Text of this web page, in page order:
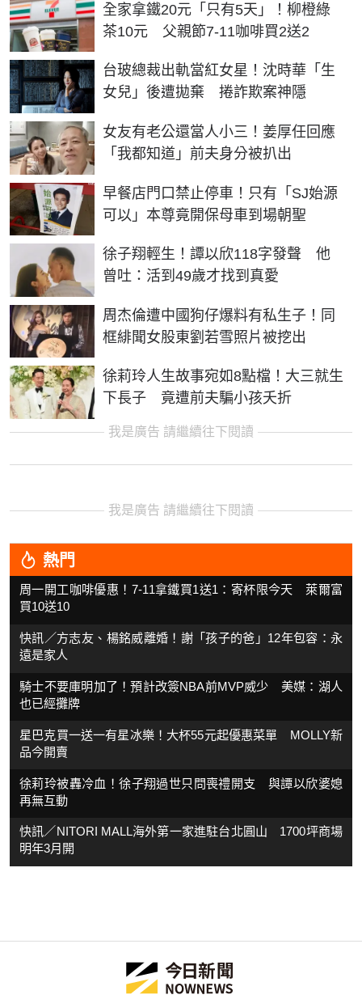
全家拿鐵20元「只有5天」！柳橙綠
茶10元 父親節7-11咖啡買2送2
台玻總裁出軌當紅女星！沈時華「生
女兒」後遭拋棄 捲詐欺案神隱
女友有老公還當人小三！姜厚任回應
「我都知道」前夫身分被扒出
早餐店門口禁止停車！只有「SJ始源
可以」本尊竟開保母車到場朝聖
徐子翔輕生！譚以欣118字發聲 他
曾吐：活到49歲才找到真愛
周杰倫遭中國狗仔爆料有私生子！同
框緋聞女股東劉若雪照片被挖出
徐莉玲人生故事宛如8點檔！大三就生
下長子 竟遭前夫騙小孩夭折
我是廣告 請繼續往下閱讀
我是廣告 請繼續往下閱讀
熱門
周一開工咖啡優惠！7-11拿鐵買1送1：寄杯限今天 萊爾富
買10送10
快訊／方志友、楊銘威離婚！謝「孩子的爸」12年包容：永
遠是家人
騎士不要庫明加了！預計改簽NBA前MVP威少 美媒：湖人
也已經攤牌
星巴克買一送一有星冰樂！大杯55元起優惠菜單 MOLLY新
品今開賣
徐莉玲被轟冷血！徐子翔過世只問喪禮開支 與譚以欣婆媳
再無互動
快訊／NITORI MALL海外第一家進駐台北圓山 1700坪商場
明年3月開